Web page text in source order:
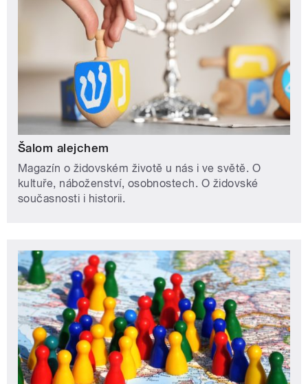
Šalom alejchem
Magazín o židovském životě u nás i ve světě. O
kultuře, náboženství, osobnostech. O židovské
současnosti i historii.